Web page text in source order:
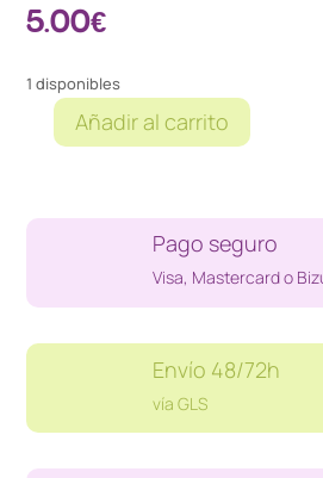
5.00€
1 disponibles
VINILO
4
Añadir al carrito
Pago seguro
Visa, Mastercard o
Envío 48/72h
vía GLS